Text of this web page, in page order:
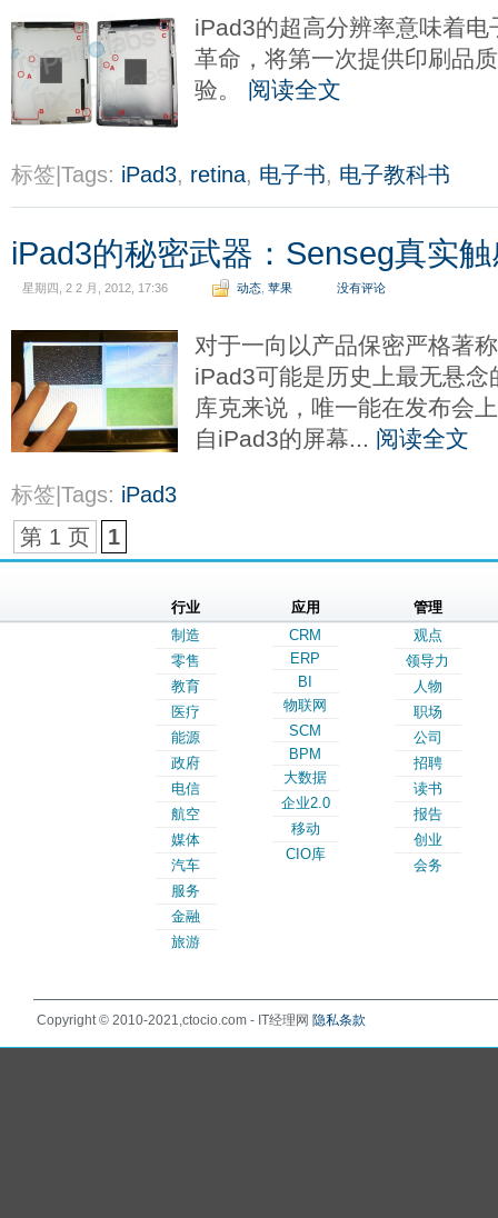
iPad3的超高分辨率意味着
革命，将第一次提供印刷品
验。 阅读全文
标签|Tags: iPad3, retina, 电子书, 电子教科书
iPad3的秘密武器：Senseg真实
星期四, 2 2 月, 2012, 17:36 动态 苹果 没有评论
对于一向以产品保密严格著
iPad3可能是历史上最无悬
库克来说，唯一能在发布会
自iPad3的屏幕... 阅读全文
标签|Tags: iPad3
第 1 页
1
行业
制造
零售
教育
医疗
能源
政府
电信
航空
媒体
汽车
服务
金融
旅游
应用
CRM
ERP
BI
物联网
SCM
BPM
大数据
企业2.0
移动
CIO库
管理
观点
领导力
人物
职场
公司
招聘
读书
报告
创业
会务
Copyright © 2010-2021,ctocio.com - IT经理网 隐私条款